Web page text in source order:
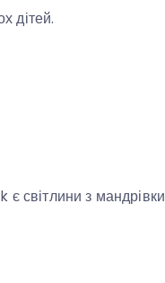
дітей.
є світлини з